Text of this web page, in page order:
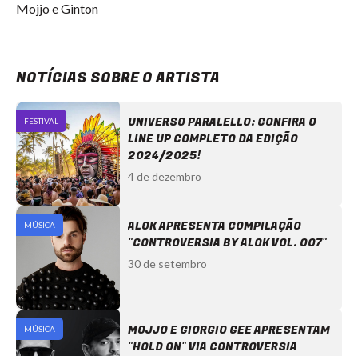
Mojjo e Ginton
NOTÍCIAS SOBRE O ARTISTA
FESTIVAL
UNIVERSO PARALELLO: CONFIRA O
LINE UP COMPLETO DA EDIÇÃO
2024/2025!
4 de dezembro
MÚSICA
ALOK APRESENTA COMPILAÇÃO
"CONTROVERSIA BY ALOK VOL. 007"
30 de setembro
MÚSICA
MOJJO E GIORGIO GEE APRESENTAM
"HOLD ON" VIA CONTROVERSIA